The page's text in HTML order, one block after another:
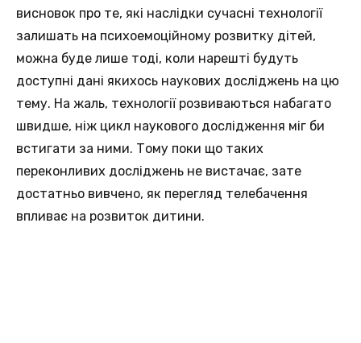
висновок про те, які наслідки сучасні технології
залишать на психоемоційному розвитку дітей,
можна буде лише тоді, коли нарешті будуть
доступні дані якихось наукових досліджень на цю
тему. На жаль, технології розвиваються набагато
швидше, ніж цикл наукового дослідження міг би
встигати за ними. Тому поки що таких
переконливих досліджень не вистачає, зате
достатньо вивчено, як перегляд телебачення
впливає на розвиток дитини.